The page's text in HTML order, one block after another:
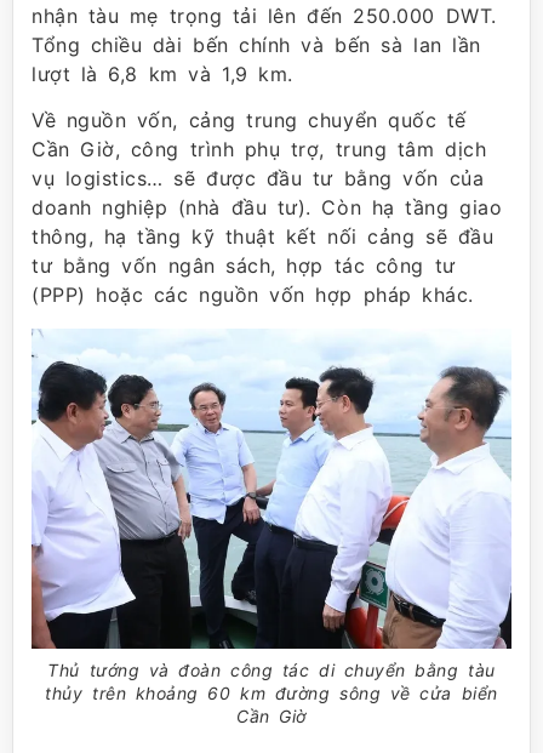
nhận tàu mẹ trọng tải lên đến 250.000 DWT.
Tổng chiều dài bến chính và bến sà lan lần
lượt là 6,8 km và 1,9 km.
Về nguồn vốn, cảng trung chuyển quốc tế
Cần Giờ, công trình phụ trợ, trung tâm dịch
vụ logistics… sẽ được đầu tư bằng vốn của
doanh nghiệp (nhà đầu tư). Còn hạ tầng giao
thông, hạ tầng kỹ thuật kết nối cảng sẽ đầu
tư bằng vốn ngân sách, hợp tác công tư
(PPP) hoặc các nguồn vốn hợp pháp khác.
Thủ tướng và đoàn công tác di chuyển bằng tàu
thủy trên khoảng 60 km đường sông về cửa biển
Cần Giờ